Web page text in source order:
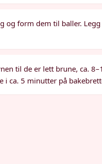
og form dem til baller.
til de er lett brune, ca.
i ca. 5 minutter på